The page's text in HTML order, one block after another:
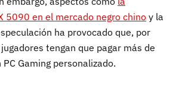
5090 en el mercado negro chino y la
ha provocado que, por
tengan que pagar más de
Gaming personalizado.